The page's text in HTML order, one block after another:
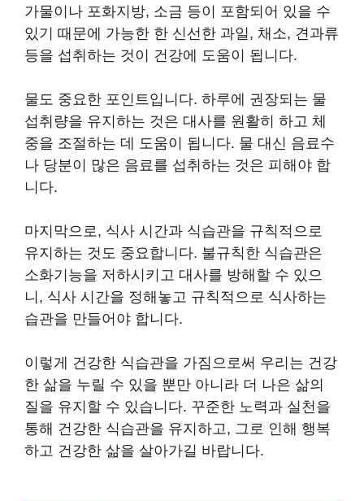
가물이나 포화지방, 소금 등이 포함되어 있을 수
있기 때문에 가능한 한 신선한 과일, 채소, 견과류
등을 섭취하는 것이 건강에 도움이 됩니다.
물도 중요한 포인트입니다. 하루에 권장되는 물
섭취량을 유지하는 것은 대사를 원활히 하고 체
중을 조절하는 데 도움이 됩니다. 물 대신 음료수
나 당분이 많은 음료를 섭취하는 것은 피해야 합
니다.
마지막으로, 식사 시간과 식습관을 규칙적으로
유지하는 것도 중요합니다. 불규칙한 식습관은
소화기능을 저하시키고 대사를 방해할 수 있으
니, 식사 시간을 정해놓고 규칙적으로 식사하는
습관을 만들어야 합니다.
이렇게 건강한 식습관을 가짐으로써 우리는 건강
한 삶을 누릴 수 있을 뿐만 아니라 더 나은 삶의
질을 유지할 수 있습니다. 꾸준한 노력과 실천을
통해 건강한 식습관을 유지하고, 그로 인해 행복
하고 건강한 삶을 살아가길 바랍니다.